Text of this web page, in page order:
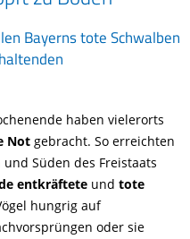
Bayerns tote Schwalben
haben vielerorts
Not gebracht. So erreichten
Süden des Freistaats
entkräftete und tote
hungrig auf
oder sie